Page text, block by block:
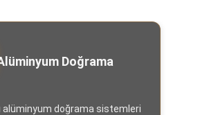
Doğrama
alüminyum doğrama sistemleri